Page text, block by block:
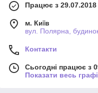
Працює з 29.07.2018
м. Київ
вул. Полярна,
Контакти
Сьогодні працює з
Показати весь